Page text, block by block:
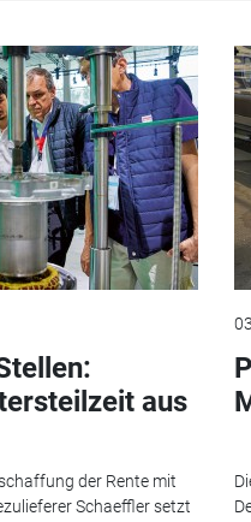
aus
der Rente mit
Schaeffler setzt